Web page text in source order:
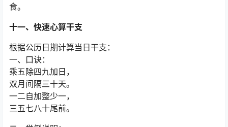
食。
十一、快速心算干支
根据公历日期计算当日干支：
一、口诀：
乘五除四九加日，
双月间隔三十天。
一二自加整少一，
三五七八十尾前。